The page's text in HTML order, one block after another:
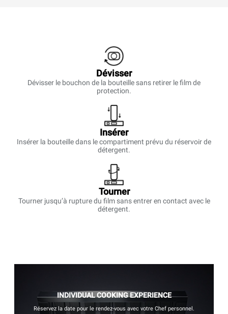
Dévisser
Dévisser le bouchon de la bouteille sans retirer le film de
protection.
Insérer
Insérer la bouteille dans le compartiment prévu du réservoir de
détergent.
Tourner
Tourner jusqu’à rupture du film sans entrer en contact avec le
détergent.
INDIVIDUAL COOKING EXPERIENCE
Réservez la date pour le rendez-vous avec votre Chef personnel.